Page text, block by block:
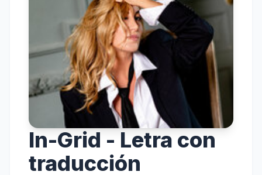
In-Grid - Letra con
traducción